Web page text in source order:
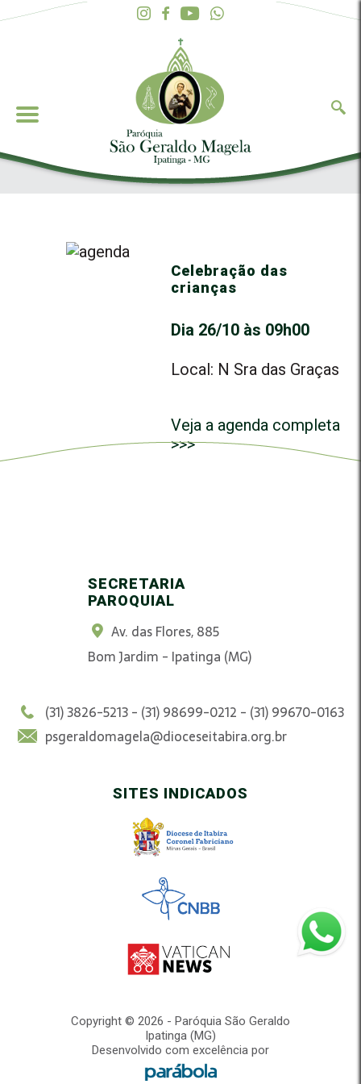
Celebração das
crianças
Dia 26/10 às 09h00
Local: N Sra das Graças
Veja a agenda completa
>>>
SECRETARIA
PAROQUIAL
Av. das Flores, 885
Bom Jardim - Ipatinga (MG)
(31) 3826-5213 - (31) 98699-0212 - (31) 99670-0163
psgeraldomagela@dioceseitabira.org.br
SITES INDICADOS
Copyright © 2026 - Paróquia São Geraldo
Ipatinga (MG)
Desenvolvido com excelência por